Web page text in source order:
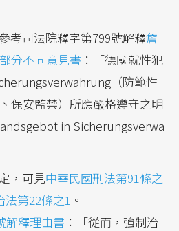
考司法院釋字第799號解釋詹
分不同意見書 ：「德國就性犯
（防範性
保安監禁）所應嚴格遵守之明
in Sicherungsverwa
，可見中華民國刑法第91條之
第22條之1 。
解釋理由書 ：「從而，強制治